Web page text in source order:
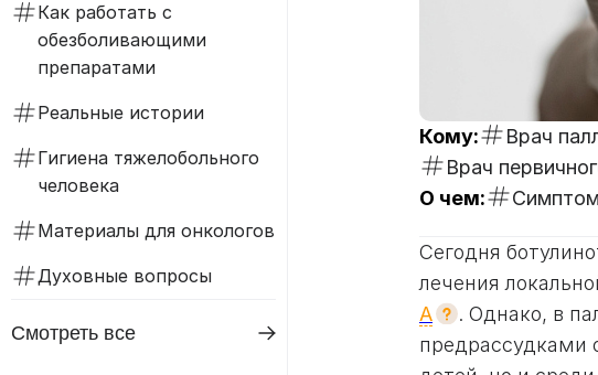
Как работать с
обезболивающими
препаратами
Реальные истории
Гигиена тяжелобольного
человека
Материалы для онкологов
Духовные вопросы
Смотреть все
Кому: Врач
Врач
О чем:
Сегодня
лечения
А
. Однако, в
предрассудками